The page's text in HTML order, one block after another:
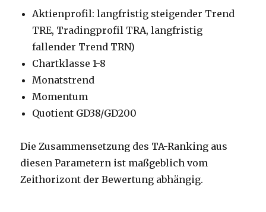
Aktienprofil: langfristig steigender Trend
TRE, Tradingprofil TRA, langfristig
fallender Trend TRN)
Chartklasse 1-8
Monatstrend
Momentum
Quotient GD38/GD200
Die Zusammensetzung des TA-Ranking aus
diesen Parametern ist maßgeblich vom
Zeithorizont der Bewertung abhängig.